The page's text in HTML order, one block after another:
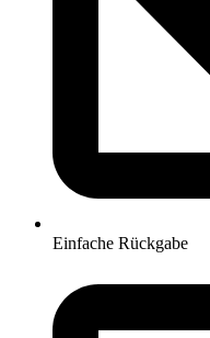
Einfache Rückgabe